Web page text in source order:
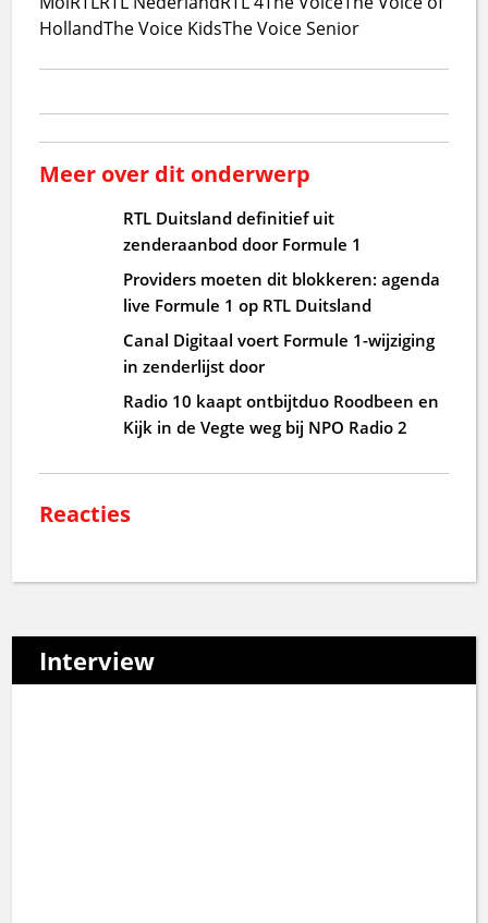
HollandThe Voice KidsThe Voice Senior
Meer over dit onderwerp
RTL Duitsland definitief uit
zenderaanbod door Formule 1
Providers moeten dit blokkeren: agenda
live Formule 1 op RTL Duitsland
Canal Digitaal voert Formule 1-wijziging
in zenderlijst door
Radio 10 kaapt ontbijtduo Roodbeen en
Kijk in de Vegte weg bij NPO Radio 2
Reacties
Interview